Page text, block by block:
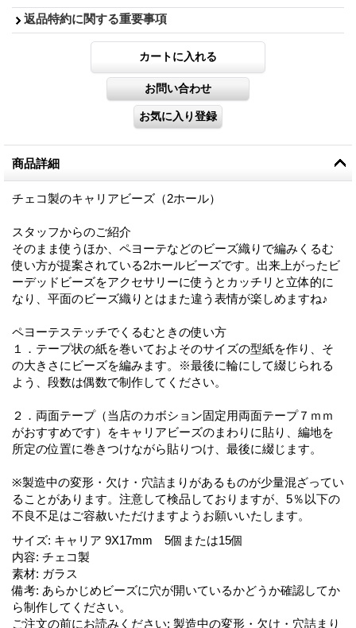
返品特約に関する重要事項
商品詳細
チェコ製のキャリアビーズ（2ホール）
スタッフからのご紹介
そのまま使うほか、ペヨーテなどのビーズ織りで編みくるむ
使い方が提案されている2ホールビーズです。出来上がったビ
ーデッドビーズをアクセサリーに使うとカッチリと立体的に
なり、平面のビーズ織りとはまた違う表情が楽しめますね♪
ペヨーテステッチでくるむときの使い方
１．テープ状の紙を巻いておよそのサイズの型紙を作り、そ
の大きさにビーズを編みます。※最後に輪にして綴じられる
よう、段数は偶数で制作してください。
２．両面テープ（当店のカボション固定用両面テープ７ｍｍ
がおすすめです）をキャリアビーズのまわりに貼り、編地を
所定の位置に巻きつけながら貼りつけ、最後に綴じます。
※製造中の変形・欠け・穴詰まりがあるものが少量混ざってい
ることがあります。注意して検品しておりますが、5％以下の
不良不足はご容赦いただけますようお願いいたします。
サイズ: キャリア 9X17mm 5個または15個
内容: チェコ製
素材: ガラス
備考: あらかじめビーズに穴が開いているかどうか確認してか
ら制作してください。
ご注文の前にお読みください: 製造中の変形・欠け・穴詰まり